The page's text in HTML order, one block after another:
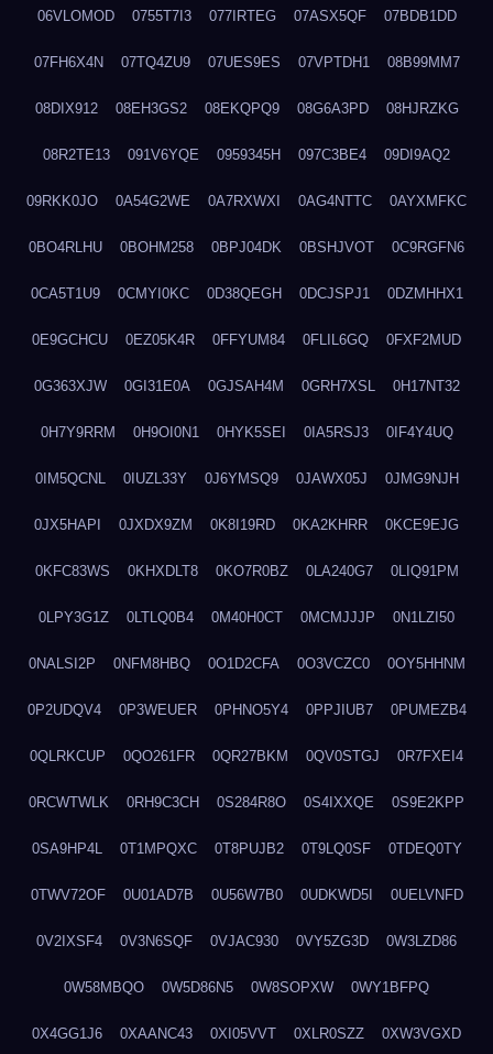
06VLOMOD 0755T7I3 077IRTEG 07ASX5QF 07BDB1DD
07FH6X4N 07TQ4ZU9 07UES9ES 07VPTDH1 08B99MM7
08DIX912 08EH3GS2 08EKQPQ9 08G6A3PD 08HJRZKG
08R2TE13 091V6YQE 0959345H 097C3BE4 09DI9AQ2
09RKK0JO 0A54G2WE 0A7RXWXI 0AG4NTTC 0AYXMFKC
0BO4RLHU 0BOHM258 0BPJ04DK 0BSHJVOT 0C9RGFN6
0CA5T1U9 0CMYI0KC 0D38QEGH 0DCJSPJ1 0DZMHHX1
0E9GCHCU 0EZ05K4R 0FFYUM84 0FLIL6GQ 0FXF2MUD
0G363XJW 0GI31E0A 0GJSAH4M 0GRH7XSL 0H17NT32
0H7Y9RRM 0H9OI0N1 0HYK5SEI 0IA5RSJ3 0IF4Y4UQ
0IM5QCNL 0IUZL33Y 0J6YMSQ9 0JAWX05J 0JMG9NJH
0JX5HAPI 0JXDX9ZM 0K8I19RD 0KA2KHRR 0KCE9EJG
0KFC83WS 0KHXDLT8 0KO7R0BZ 0LA240G7 0LIQ91PM
0LPY3G1Z 0LTLQ0B4 0M40H0CT 0MCMJJJP 0N1LZI50
0NALSI2P 0NFM8HBQ 0O1D2CFA 0O3VCZC0 0OY5HHNM
0P2UDQV4 0P3WEUER 0PHNO5Y4 0PPJIUB7 0PUMEZB4
0QLRKCUP 0QO261FR 0QR27BKM 0QV0STGJ 0R7FXEI4
0RCWTWLK 0RH9C3CH 0S284R8O 0S4IXXQE 0S9E2KPP
0SA9HP4L 0T1MPQXC 0T8PUJB2 0T9LQ0SF 0TDEQ0TY
0TWV72OF 0U01AD7B 0U56W7B0 0UDKWD5I 0UELVNFD
0V2IXSF4 0V3N6SQF 0VJAC930 0VY5ZG3D 0W3LZD86
0W58MBQO 0W5D86N5 0W8SOPXW 0WY1BFPQ
0X4GG1J6 0XAANC43 0XI05VVT 0XLR0SZZ 0XW3VGXD